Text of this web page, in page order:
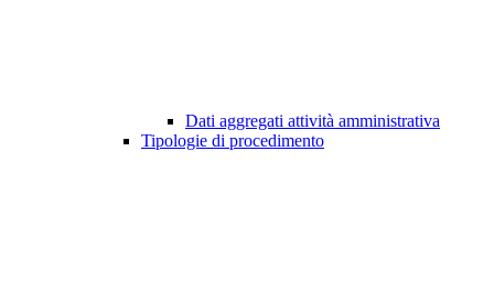
Dati aggregati attività amministrativa
Tipologie di procedimento